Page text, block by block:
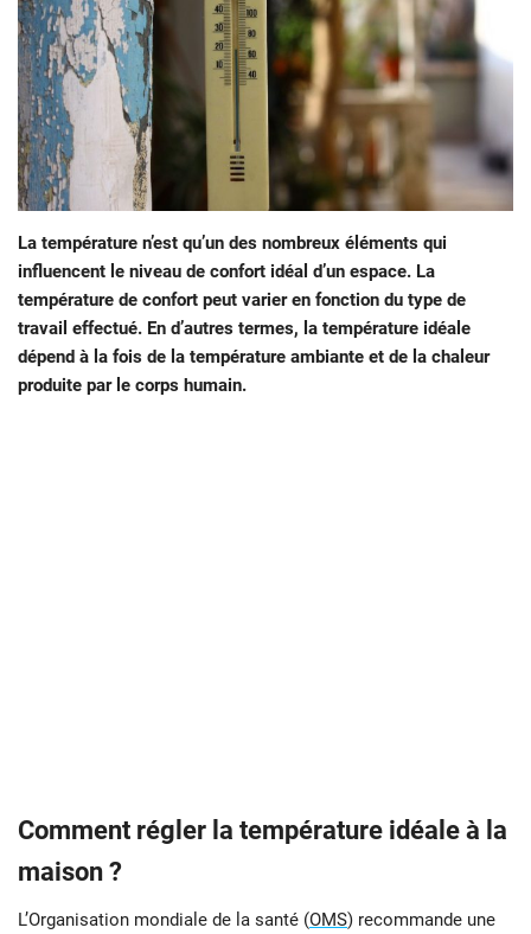
La température n’est qu’un des nombreux éléments qui
influencent le niveau de confort idéal d’un espace. La
température de confort peut varier en fonction du type de
travail effectué. En d’autres termes, la température idéale
dépend à la fois de la température ambiante et de la chaleur
produite par le corps humain.
Comment régler la température idéale à la
maison ?
L’Organisation mondiale de la santé (OMS) recommande une